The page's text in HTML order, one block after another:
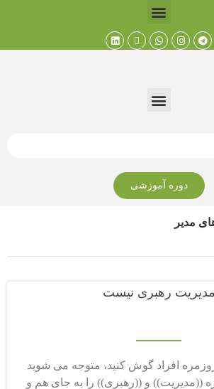
دوره آموزشی
مدیر
مدیریت رهبری نیست
افراد گوش کنید، متوجه می شوید
((مدیریت)) و ((رهبری)) را به جای هم و